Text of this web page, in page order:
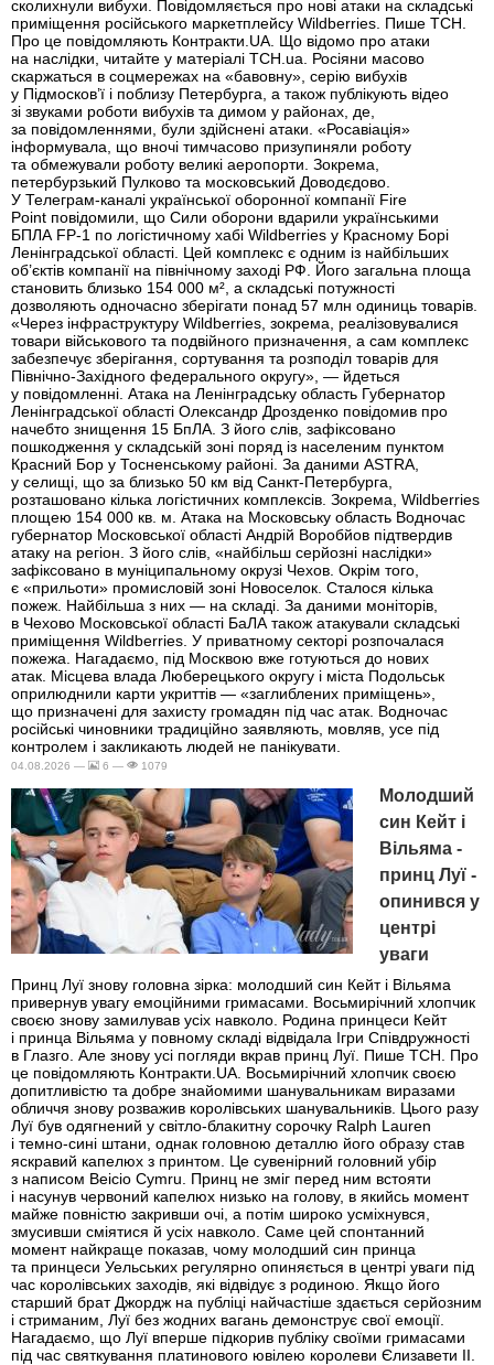
сколихнули вибухи. Повідомляється про нові атаки на складські
приміщення російського маркетплейсу Wildberries. Пише ТСН.
Про це повідомляють Контракти.UA. Що відомо про атаки
на наслідки, читайте у матеріалі ТСН.ua. Росіяни масово
скаржаться в соцмережах на «бавовну», серію вибухів
у Підмосков’ї і поблизу Петербурга, а також публікують відео
зі звуками роботи вибухів та димом у районах, де,
за повідомленнями, були здійснені атаки. «Росавіація»
інформувала, що вночі тимчасово призупиняли роботу
та обмежували роботу великі аеропорти. Зокрема,
петербурзький Пулково та московський Доводєдово.
У Телеграм-каналі української оборонної компанії Fire
Point повідомили, що Сили оборони вдарили українськими
БПЛА FP-1 по логістичному хабі Wildberries у Красному Борі
Ленінградської області. Цей комплекс є одним із найбільших
об’єктів компанії на північному заході РФ. Його загальна площа
становить близько 154 000 м², а складські потужності
дозволяють одночасно зберігати понад 57 млн одиниць товарів.
«Через інфраструктуру Wildberries, зокрема, реалізовувалися
товари військового та подвійного призначення, а сам комплекс
забезпечує зберігання, сортування та розподіл товарів для
Північно-Західного федерального округу», — йдеться
у повідомленні. Атака на Ленінградську область Губернатор
Ленінградської області Олександр Дрозденко повідомив про
начебто знищення 15 БпЛА. З його слів, зафіксовано
пошкодження у складській зоні поряд із населеним пунктом
Красний Бор у Тосненському районі. За даними ASTRA,
у селищі, що за близько 50 км від Санкт-Петербурга,
розташовано кілька логістичних комплексів. Зокрема, Wildberries
площею 154 000 кв. м. Атака на Московську область Водночас
губернатор Московської області Андрій Воробйов підтвердив
атаку на регіон. З його слів, «найбільш серйозні наслідки»
зафіксовано в муніципальному окрузі Чехов. Окрім того,
є «прильоти» промисловій зоні Новоселок. Сталося кілька
пожеж. Найбільша з них — на складі. За даними моніторів,
в Чехово Московської області БаЛА також атакували складські
приміщення Wildberries. У приватному секторі розпочалася
пожежа. Нагадаємо, під Москвою вже готуються до нових
атак. Місцева влада Люберецького округу і міста Подольськ
оприлюднили карти укриттів — «заглиблених приміщень»,
що призначені для захисту громадян під час атак. Водночас
російські чиновники традиційно заявляють, мовляв, усе під
контролем і закликають людей не панікувати.
04.08.2026 — 6 — 1079
Молодший
син Кейт і
Вільяма -
принц Луї -
опинився у
центрі
уваги
Принц Луї знову головна зірка: молодший син Кейт і Вільяма
привернув увагу емоційними гримасами. Восьмирічний хлопчик
своєю знову замилував усіх навколо. Родина принцеси Кейт
і принца Вільяма у повному складі відвідала Ігри Співдружності
в Глазго. Але знову усі погляди вкрав принц Луї. Пише ТСН. Про
це повідомляють Контракти.UA. Восьмирічний хлопчик своєю
допитливістю та добре знайомими шанувальникам виразами
обличчя знову розважив королівських шанувальників. Цього разу
Луї був одягнений у світло-блакитну сорочку Ralph Lauren
і темно-сині штани, однак головною деталлю його образу став
яскравий капелюх з принтом. Це сувенірний головний убір
з написом Beicio Cymru. Принц не зміг перед ним встояти
і насунув червоний капелюх низько на голову, в якийсь момент
майже повністю закривши очі, а потім широко усміхнувся,
змусивши сміятися й усіх навколо. Саме цей спонтанний
момент найкраще показав, чому молодший син принца
та принцеси Уельських регулярно опиняється в центрі уваги під
час королівських заходів, які відвідує з родиною. Якщо його
старший брат Джордж на публіці найчастіше здається серйозним
і стриманим, Луї без жодних вагань демонструє свої емоції.
Нагадаємо, що Луї вперше підкорив публіку своїми гримасами
під час святкування платинового ювілею королеви Єлизавети II.